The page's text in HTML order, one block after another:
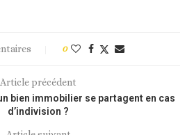
0
Article précédent
bien immobilier se partagent en cas
d’indivision ?